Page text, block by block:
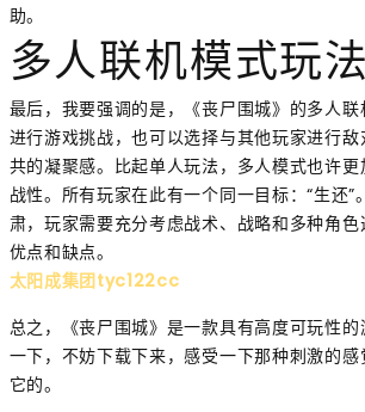
助。
多人联机模式玩法
最后，我要强调的是，《丧尸围城》的多人
进行游戏挑战，也可以选择与其他玩家进行
共的凝聚感。比起单人玩法，多人模式也许
战性。所有玩家在此有一个同一目标：“生还
肃，玩家需要充分考虑战术、战略和多种角
优点和缺点。
太阳成集团tyc122cc
总之，《丧尸围城》是一款具有高度可玩性
一下，不妨下载下来，感受一下那种刺激的
它的。